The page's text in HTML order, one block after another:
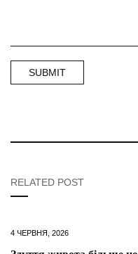
RELATED POST
4 ЧЕРВНЯ, 2026